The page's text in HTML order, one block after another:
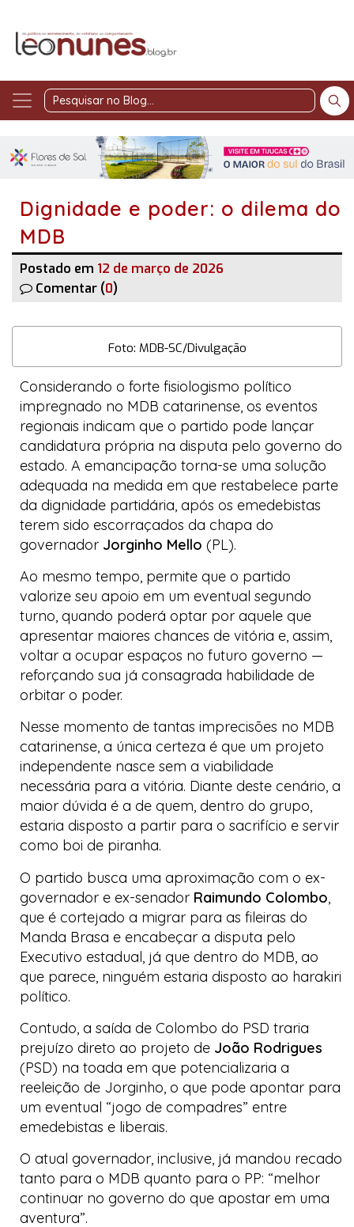
Pesquisar
Blog
Dignidade e poder: o dilema do
MDB
Postado em 12 de março de 2026
Comentar (0)
Foto: MDB-SC/Divulgação
Considerando o forte fisiologismo político
impregnado no MDB catarinense, os eventos
regionais indicam que o partido pode lançar
candidatura própria na disputa pelo governo do
estado. A emancipação torna-se uma solução
adequada na medida em que restabelece parte
da dignidade partidária, após os emedebistas
terem sido escorraçados da chapa do
governador Jorginho Mello (PL).
Ao mesmo tempo, permite que o partido
valorize seu apoio em um eventual segundo
turno, quando poderá optar por aquele que
apresentar maiores chances de vitória e, assim,
voltar a ocupar espaços no futuro governo —
reforçando sua já consagrada habilidade de
orbitar o poder.
Nesse momento de tantas imprecisões no MDB
catarinense, a única certeza é que um projeto
independente nasce sem a viabilidade
necessária para a vitória. Diante deste cenário, a
maior dúvida é a de quem, dentro do grupo,
estaria disposto a partir para o sacrifício e servir
como boi de piranha.
O partido busca uma aproximação com o ex-
governador e ex-senador Raimundo Colombo
que é cortejado a migrar para as fileiras do
Manda Brasa e encabeçar a disputa pelo
Executivo estadual, já que dentro do MDB, ao
que parece, ninguém estaria disposto ao harakiri
político.
Contudo, a saída de Colombo do PSD traria
prejuízo direto ao projeto de João Rodrigues
(PSD) na toada em que potencializaria a
reeleição de Jorginho, o que pode apontar para
um eventual “jogo de compadres” entre
emedebistas e liberais.
O atual governador, inclusive, já mandou recado
tanto para o MDB quanto para o PP: “melhor
continuar no governo do que apostar em uma
aventura”.